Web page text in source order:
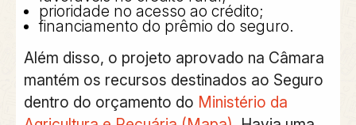
prioridade no acesso ao crédito;
financiamento do prêmio do seguro.
Além disso, o projeto aprovado na Câmara
mantém os recursos destinados ao Seguro
dentro do orçamento do Ministério da